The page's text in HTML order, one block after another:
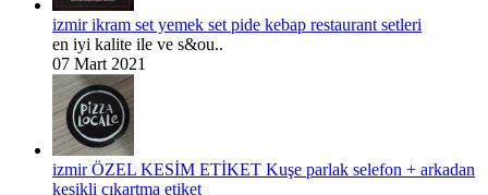
izmir ikram set yemek set pide kebap restaurant setleri
en iyi kalite ile ve s&ou..
07 Mart 2021
izmir ÖZEL KESİM ETİKET Kuşe parlak selefon + arkadan
kesikli çıkartma etiket